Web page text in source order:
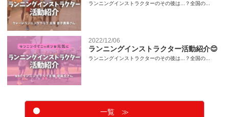
ランニングインストラクターのその後は...？全国の...
2022/12/06
ランニングインストラクター活動紹介😊
ランニングインストラクターのその後は...？全国の...
一覧 ≫